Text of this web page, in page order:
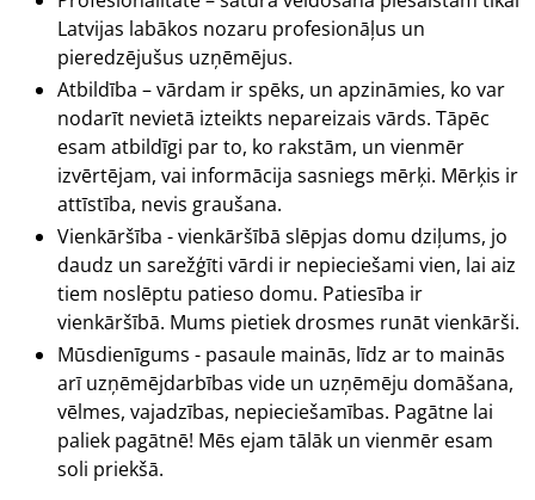
Latvijas labākos nozaru profesionāļus un
pieredzējušus uzņēmējus.
Atbildība – vārdam ir spēks, un apzināmies, ko var
nodarīt nevietā izteikts nepareizais vārds. Tāpēc
esam atbildīgi par to, ko rakstām, un vienmēr
izvērtējam, vai informācija sasniegs mērķi. Mērķis ir
attīstība, nevis graušana.
Vienkāršība - vienkāršībā slēpjas domu dziļums, jo
daudz un sarežģīti vārdi ir nepieciešami vien, lai aiz
tiem noslēptu patieso domu. Patiesība ir
vienkāršībā. Mums pietiek drosmes runāt vienkārši.
Mūsdienīgums - pasaule mainās, līdz ar to mainās
arī uzņēmējdarbības vide un uzņēmēju domāšana,
vēlmes, vajadzības, nepieciešamības. Pagātne lai
paliek pagātnē! Mēs ejam tālāk un vienmēr esam
soli priekšā.